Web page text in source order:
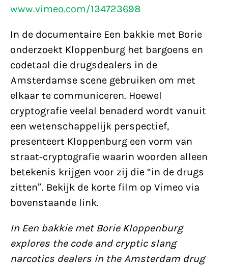
www.vimeo.com/134723698
In de documentaire Een bakkie met Borie
onderzoekt Kloppenburg het bargoens en
codetaal die drugsdealers in de
Amsterdamse scene gebruiken om met
elkaar te communiceren. Hoewel
cryptografie veelal benaderd wordt vanuit
een wetenschappelijk perspectief,
presenteert Kloppenburg een vorm van
straat-cryptografie waarin woorden alleen
betekenis krijgen voor zij die “in de drugs
zitten”. Bekijk de korte film op Vimeo via
bovenstaande link.
In Een bakkie met Borie Kloppenburg
explores the code and cryptic slang
narcotics dealers in the Amsterdam drug